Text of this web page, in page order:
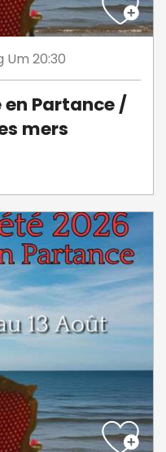
Um 20:30
Partance /
mers